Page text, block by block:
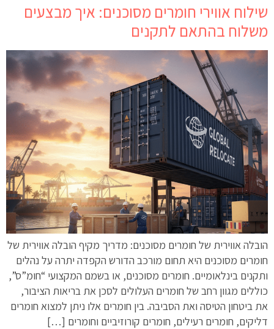
שילוח אווירי חומרים מסוכנים: איך מבצעים
משלוח בהתאם לתקנים
הובלה אווירית של חומרים מסוכנים: מדריך מקיף הובלה אווירית של
חומרים מסוכנים היא תחום מורכב הדורש הקפדה יתרה על נהלים
ותקנים בינלאומיים. חומרים מסוכנים, או בשמם המקצועי “חומ”ס”,
כוללים מגוון רחב של חומרים העלולים לסכן את בריאות הציבור,
את ביטחון הטיסה ואת הסביבה. בין חומרים אלו ניתן למצוא חומרים
דליקים, חומרים רעילים, חומרים קורוזיביים וחומרים […]